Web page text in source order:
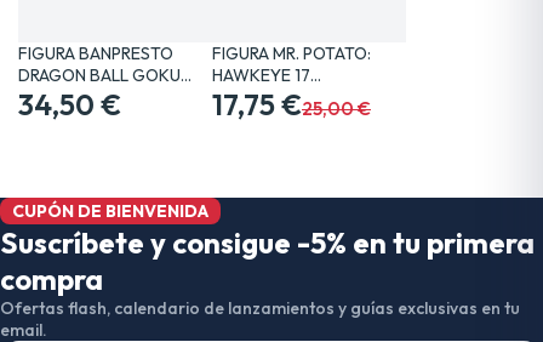
FIGURA BANPRESTO
DRAGON BALL GOKU
SAIYAN 2…
34,50 €
FIGURA MR. POTATO:
HAWKEYE 17
CENTIMETROS…
17,75 €25,00 €
CUPÓN DE BIENVENIDA
Suscríbete y consigue -5% en tu primera
compra
Ofertas flash, calendario de lanzamientos y guías exclusivas en tu
email.